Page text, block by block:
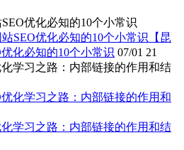
SEO优化必知的10个小常识
【昆
化必知的10个小常识 07/01 21
化学习之路：内部链接的作用和结
化学习之路：内部链接的作用和结